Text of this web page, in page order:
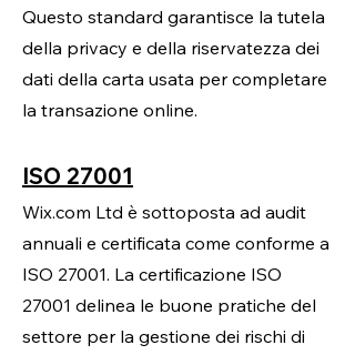
Questo standard garantisce la tutela
della privacy e della riservatezza dei
dati della carta usata per completare
la transazione online.
ISO 27001
Wix.com Ltd è sottoposta ad audit
annuali e certificata come conforme a
ISO 27001. La certificazione ISO
27001 delinea le buone pratiche del
settore per la gestione dei rischi di